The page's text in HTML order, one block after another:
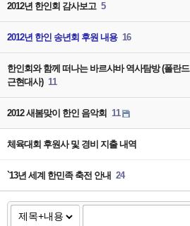
2012년 한인회 감사보고 5
2012년 한인 송년회 후원 내용 16
한인회와 함께 떠나는 바르샤바 역사탐방 (폴란드
근현대사) 11
2012 새봄맞이 한인 음악회 11
체육대회 후원사 및 경비 지출 내역
`13년 세계 한민족 축전 안내 24